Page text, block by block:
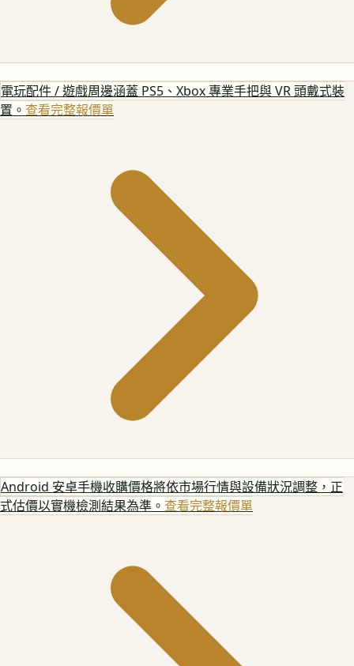
電玩配件 / 遊戲周邊涵蓋 PS5、Xbox 專業手把與 VR 頭戴式裝
置。 查看完整報價單
Android 安卓手機收購價格將依市場行情與設備狀況調整，正
式估價以實機檢測結果為準。 查看完整報價單